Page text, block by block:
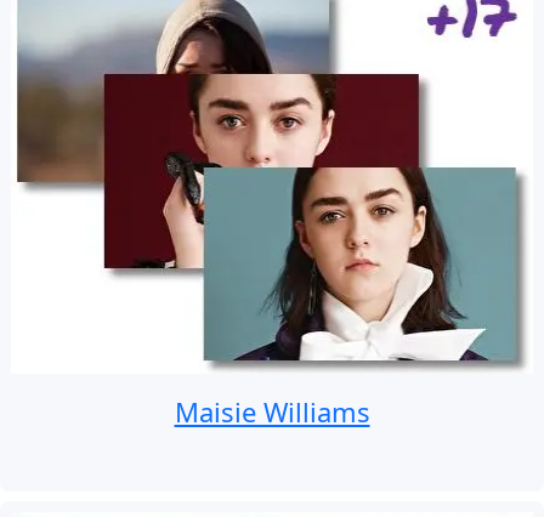
Maisie Williams